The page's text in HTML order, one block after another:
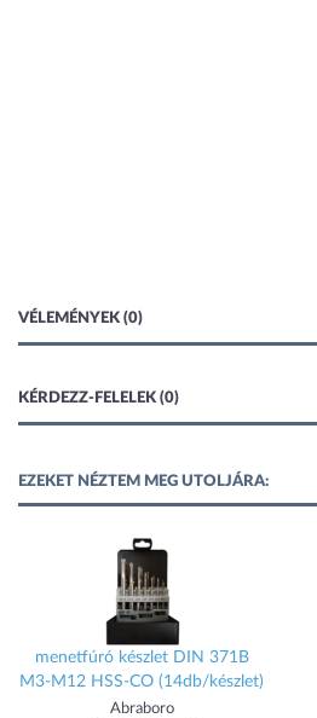
VÉLEMÉNYEK (0)
KÉRDEZZ-FELELEK (0)
EZEKET NÉZTEM MEG UTOLJÁRA:
menetfúró készlet DIN 371B
M3-M12 HSS-CO (14db/készlet)
Abraboro